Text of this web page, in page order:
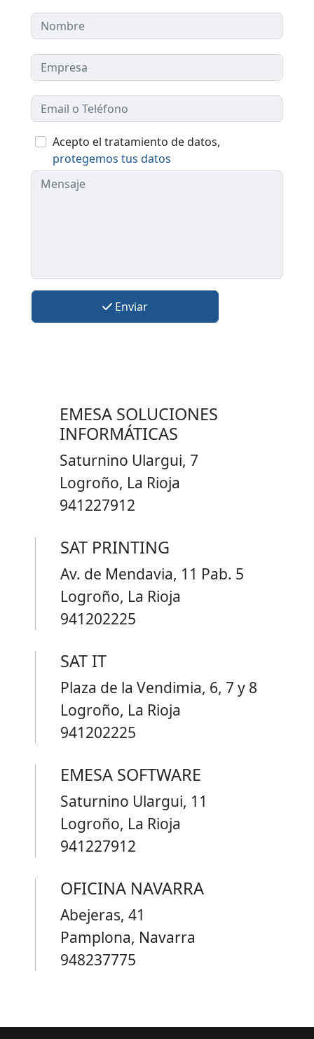
Acepto el tratamiento de datos,
protegemos tus datos
Enviar
EMESA SOLUCIONES
INFORMÁTICAS
Saturnino Ulargui, 7
Logroño, La Rioja
941227912
SAT PRINTING
Av. de Mendavia, 11 Pab. 5
Logroño, La Rioja
941202225
SAT IT
Plaza de la Vendimia, 6, 7 y 8
Logroño, La Rioja
941202225
EMESA SOFTWARE
Saturnino Ulargui, 11
Logroño, La Rioja
941227912
OFICINA NAVARRA
Abejeras, 41
Pamplona, Navarra
948237775